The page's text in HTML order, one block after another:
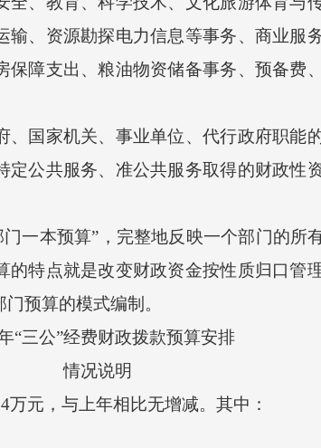
、资源勘探电力信息等事务、商业服
障支出、粮油物资储备事务、预备费
家机关、事业单位、代行政府职能
公共服务、准公共服务取得的财政性
本预算”，完整地反映一个部门的所
特点就是改变财政资金按性质归口管
预算的模式编制。
三公”经费财政拨款预算安排
情况说明
元，与上年相比无增减。其中：